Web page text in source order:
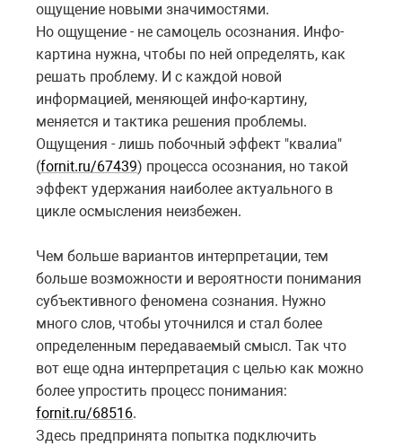
ощущение новыми значимостями.
Но ощущение - не самоцель осознания. Инфо-
картина нужна, чтобы по ней определять, как
решать проблему. И с каждой новой
информацией, меняющей инфо-картину,
меняется и тактика решения проблемы.
Ощущения - лишь побочный эффект "квалиа"
(fornit.ru/67439) процесса осознания, но такой
эффект удержания наиболее актуального в
цикле осмысления неизбежен.
Чем больше вариантов интерпретации, тем
больше возможности и вероятности понимания
субъективного феномена сознания. Нужно
много слов, чтобы уточнился и стал более
определенным передаваемый смысл. Так что
вот еще одна интерпретация с целью как можно
более упростить процесс понимания:
fornit.ru/68516.
Здесь предпринята попытка подключить